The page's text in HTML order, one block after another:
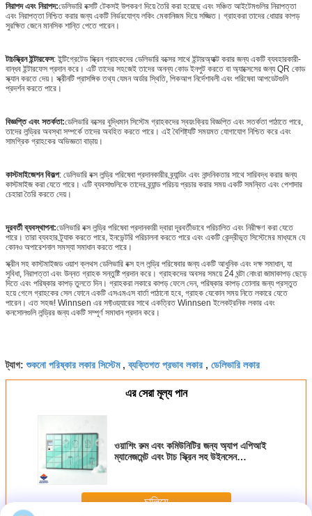
নিরাপদ এবং নিরাপদ:ডেলিভারি বক্সটি টেকসই উপকরণ দিয়ে তৈরি করা হয়েছে এবং সঞ্চিত আইটেমগুলির নিরাপত্তা
এবং নিরাপত্তা নিশ্চিত করার জন্য একটি নির্ভরযোগ্য লকিং মেকানিজম দিয়ে সজ্জিত। গ্রাহকরা তাদের ধোয়ার কাপড়
সুরক্ষিত জেনে মানসিক শান্তি পেতে পারেন।
টাচস্ক্রিন ইন্টারফেস: ইন্টিগ্রেটেড স্ক্রিন গ্রাহকদের ডেলিভারি বক্সের সাথে ইন্টারঅ্যাক্ট করার জন্য একটি ব্যবহারকারী-
বান্ধব ইন্টারফেস প্রদান করে। এটি তাদের সহজেই তাদের অনন্য কোড ইনপুট করতে বা অ্যাক্সেসের জন্য QR কোড
স্ক্যান করতে দেয়। স্ক্রীনটি প্রাসঙ্গিক তথ্য যেমন অর্ডার স্থিতি, পিকআপ নির্দেশাবলী এবং পরিষেবা আপডেটগুলি
প্রদর্শন করতে পারে।
বিজ্ঞপ্তি এবং সতর্কতা:ডেলিভারি বক্সের বুদ্ধিমান সিস্টেম গ্রাহকদের স্বয়ংক্রিয় বিজ্ঞপ্তি এবং সতর্কতা পাঠাতে পারে,
তাদের লন্ড্রির অবস্থা সম্পর্কে তাদের অবহিত করতে পারে। এই বৈশিষ্ট্যটি সময়মত যোগাযোগ নিশ্চিত করে এবং
সামগ্রিক গ্রাহকের অভিজ্ঞতা বাড়ায়।
কাস্টমাইজেশন বিকল্প: ডেলিভারি বক্স লন্ড্রি পরিষেবা প্রদানকারীর ব্র্যান্ডিং এবং নান্দনিকতার সাথে সারিবদ্ধ করার জন্য
কাস্টমাইজ করা যেতে পারে। এটি ব্যবসাগুলিকে তাদের ব্র্যান্ড পরিচয় প্রচার করার সময় একটি সমন্বিত এবং পেশাদার
চেহারা তৈরি করতে দেয়।
দূরবর্তী ব্যবস্থাপনা:ডেলিভারি বক্স লন্ড্রি পরিষেবা প্রদানকারী দ্বারা দূরবর্তীভাবে পরিচালিত এবং নিরীক্ষণ করা যেতে
পারে। তারা ব্যবহার ট্র্যাক করতে পারে, ইনভেন্টরি পরিচালনা করতে পারে এবং একটি কেন্দ্রীভূত সিস্টেমের মাধ্যমে যে
কোনও অপারেশনাল সমস্যা সমাধান করতে পারে।
স্ক্রীন সহ কাস্টমাইজড ওয়াশ ক্লথস ডেলিভারি বক্স হল লন্ড্রি পরিষেবার জন্য একটি আধুনিক এবং দক্ষ সমাধান, যা
সুবিধা, নিরাপত্তা এবং উন্নত গ্রাহক সন্তুষ্টি প্রদান করে। গ্রাহকদের অবসর সময়ে 24 ঘন্টা নোংরা জামাকাপড় ছেড়ে
দিতে এবং পরিষ্কার কাপড় তুলতে দিন। গ্রাহকরা লকারে কাপড় ফেলে দেন, পরিষ্কার কাপড় তোলার জন্য প্রস্তুত
হয়ে গেলে গ্রাহকের সেল ফোনে একটি এসএমএস বার্তা পাঠানো হবে, গ্রাহক যেকোন সময় নিতে লকারে যেতে
পারেন। এত সহজ! Winnsen এর সফ্টওয়্যারের সাথে একত্রিত Winnsen ইলেকট্রনিক লকার এবং
কনসোলগুলি লন্ড্রির জন্য একটি সম্পূর্ণ সমাধান প্রদান করে।
ট্যাগ: শুকনো পরিষ্কার লকার সিস্টেম,ব্যক্তিগত প্রভাব লকার , ডেলিভারি লকার
এর সেরা মূল্য পান
ওয়াশিং রুম এবং কমিউনিটির জন্য অ্যাপ এপিআই
ম্যানেজমেন্ট এবং টাচ স্ক্রিন সহ উইনসেন
চালিয়ে